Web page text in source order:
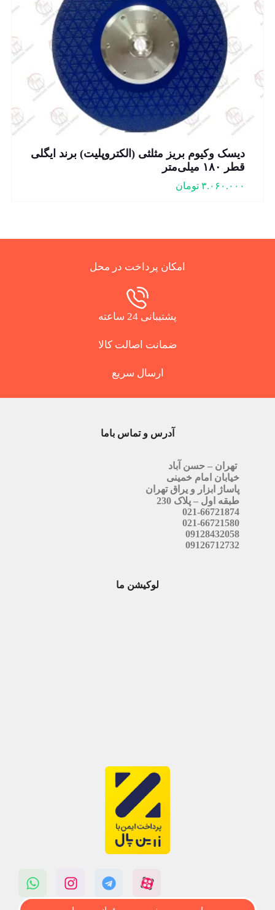
دیسک وکیوم بریز مثلثی (الکتروپلیت) برند ایگلی
قطر ۱۸۰ میلی‌متر
۳.۰۶۰.۰۰۰ تومان
امکان پرداخت در محل
پشتیبانی 24 ساعته
ضمانت اصالت کالا
ارسال سریع
آدرس و تماس باما
تهران – حسن آباد
خیابان امام خمینی
پاساژ ابزار و یراق تهران
طبقه اول – پلاک 230
021-66721874
021-66721580
09128432058
09126712732
لوکیشن ما